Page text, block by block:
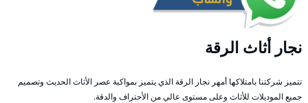
نجار أثاث الرقة
تتميز شركتنا بامتلاكها أمهر نجار الرقة الذي يتميز بمواكبة عصر الأثاث الحديث وتصميم
جميع الموديلات للأثاث وعلى مستوى عالي من الأحتراف والدقة.